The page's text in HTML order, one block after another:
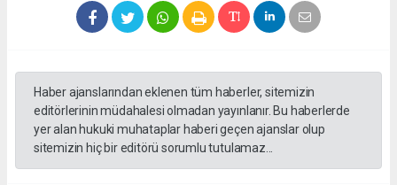
Haber ajanslarından eklenen tüm haberler, sitemizin
editörlerinin müdahalesi olmadan yayınlanır. Bu haberlerde
yer alan hukuki muhataplar haberi geçen ajanslar olup
sitemizin hiç bir editörü sorumlu tutulamaz...